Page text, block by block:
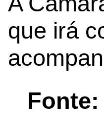
que irá
Fonte: